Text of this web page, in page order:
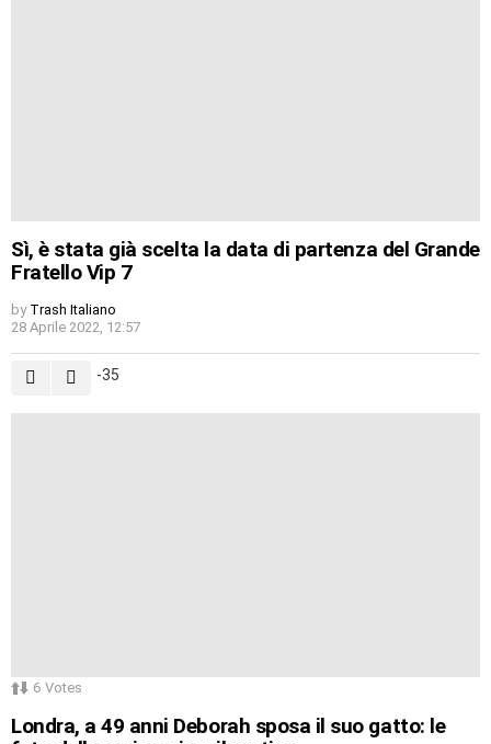
Sì, è stata già scelta la data di partenza del Grande
Fratello Vip 7
by Trash Italiano
28 Aprile 2022, 12:57
-35
6 Votes
Londra, a 49 anni Deborah sposa il suo gatto: le